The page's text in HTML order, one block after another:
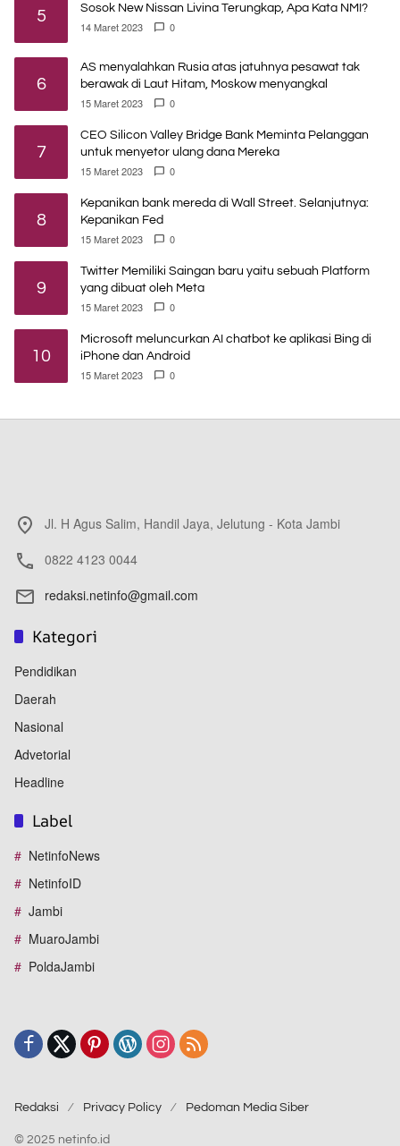
5 Sosok New Nissan Livina Terungkap, Apa Kata NMI?
14 Maret 2023 0
6
AS menyalahkan Rusia atas jatuhnya pesawat tak
berawak di Laut Hitam, Moskow menyangkal
15 Maret 2023 0
7
CEO Silicon Valley Bridge Bank Meminta Pelanggan
untuk menyetor ulang dana Mereka
15 Maret 2023 0
8
Kepanikan bank mereda di Wall Street. Selanjutnya:
Kepanikan Fed
15 Maret 2023 0
9
Twitter Memiliki Saingan baru yaitu sebuah Platform
yang dibuat oleh Meta
15 Maret 2023 0
10
Microsoft meluncurkan AI chatbot ke aplikasi Bing di
iPhone dan Android
15 Maret 2023 0
Jl. H Agus Salim, Handil Jaya, Jelutung - Kota Jambi
0822 4123 0044
redaksi.netinfo@gmail.com
Kategori
Pendidikan
Daerah
Nasional
Advetorial
Headline
Label
NetinfoNews
NetinfoID
Jambi
MuaroJambi
PoldaJambi
Redaksi Privacy Policy Pedoman Media Siber
© 2025 netinfo.id